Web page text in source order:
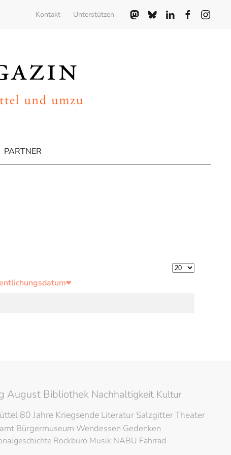
Kontakt Unterstützen
PARTNER
Anzeige #
August Bibliothek Nachhaltigkeit Kultur
80 Jahre Kriegsende Literatur SalzgitterTheater
Bürgermuseum Wendessen Gedenken
Rockbüro Musik NABU Fahrrad